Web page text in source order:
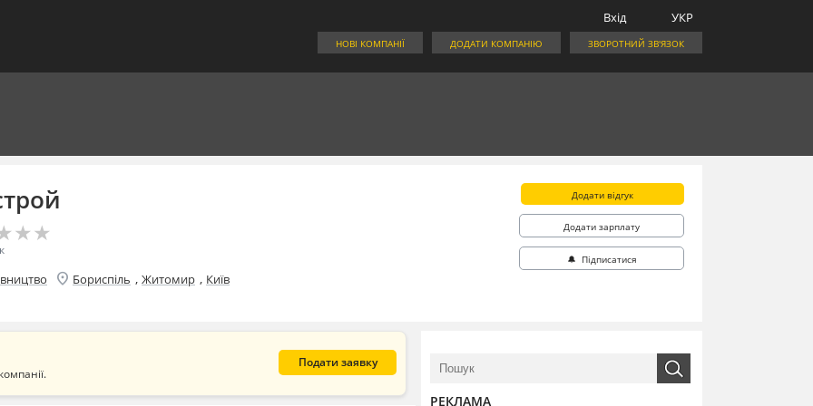
УКР
Вхід
ЗВОРОТНИЙ ЗВ'ЯЗОК
ДОДАТИ КОМПАНІЮ
НОВІ КОМПАНІЇ
★
★★
★
location_on Бориспіль , Житомир , Київ
Додати відгук
Додати зарплату
🔔 Підписатися
Подати заявку
РЕКЛАМА